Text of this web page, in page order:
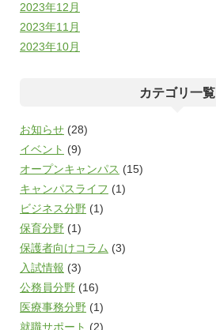
2023年12月
2023年11月
2023年10月
カテゴリ一覧
お知らせ (28)
イベント (9)
オープンキャンパス (15)
キャンパスライフ (1)
ビジネス分野 (1)
保育分野 (1)
保護者向けコラム (3)
入試情報 (3)
公務員分野 (16)
医療事務分野 (1)
就職サポート (2)